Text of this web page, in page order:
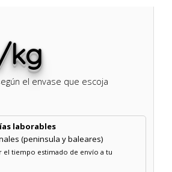
kg
el envase que escoja
laborables
(peninsula y baleares)
el tiempo estimado de envío a tu